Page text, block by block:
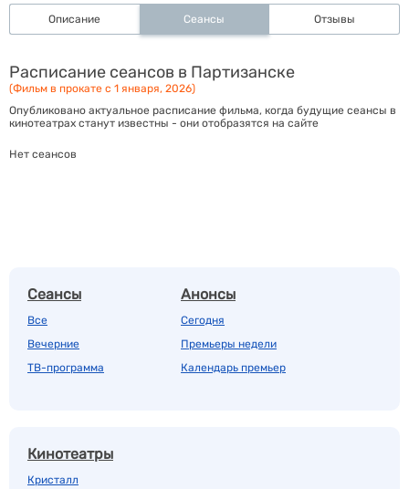
Описание Сеансы Отзывы
Расписание сеансов в Партизанске
(Фильм в прокате с 1 января, 2026)
Опубликовано актуальное расписание фильма, когда будущие сеансы в
кинотеатрах станут известны - они отобразятся на сайте
Нет сеансов
Сеансы
Все
Вечерние
ТВ-программа
Анонсы
Сегодня
Премьеры недели
Календарь премьер
Кинотеатры
Кристалл